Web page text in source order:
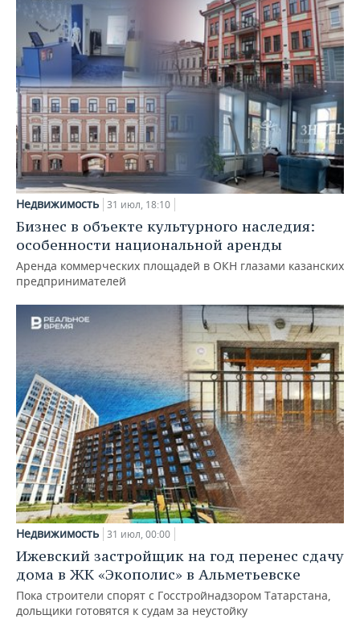
Недвижимость 31 июл, 18:10
Бизнес в объекте культурного наследия:
особенности национальной аренды
Аренда коммерческих площадей в ОКН глазами казанских
предпринимателей
Недвижимость 31 июл, 00:00
Ижевский застройщик на год перенес сдачу
дома в ЖК «Экополис» в Альметьевске
Пока строители спорят с Госстройнадзором Татарстана,
дольщики готовятся к судам за неустойку